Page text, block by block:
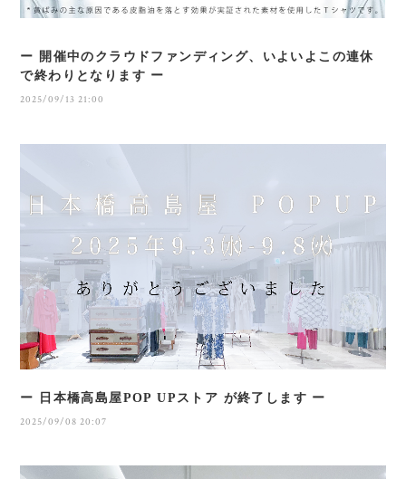
ー 開催中のクラウドファンディング、いよいよこの連休
で終わりとなります ー
2025/09/13 21:00
ー 日本橋高島屋POP UPストア が終了します ー
2025/09/08 20:07